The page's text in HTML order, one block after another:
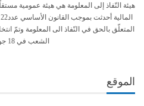
هيئة النّفاذ إلى المعلومة هي هيئة عمومية
المتعلّق بالحق في النّفاذ الى المعلومة وتمّ
الشعب في 18 جويلية 2017
الموقع